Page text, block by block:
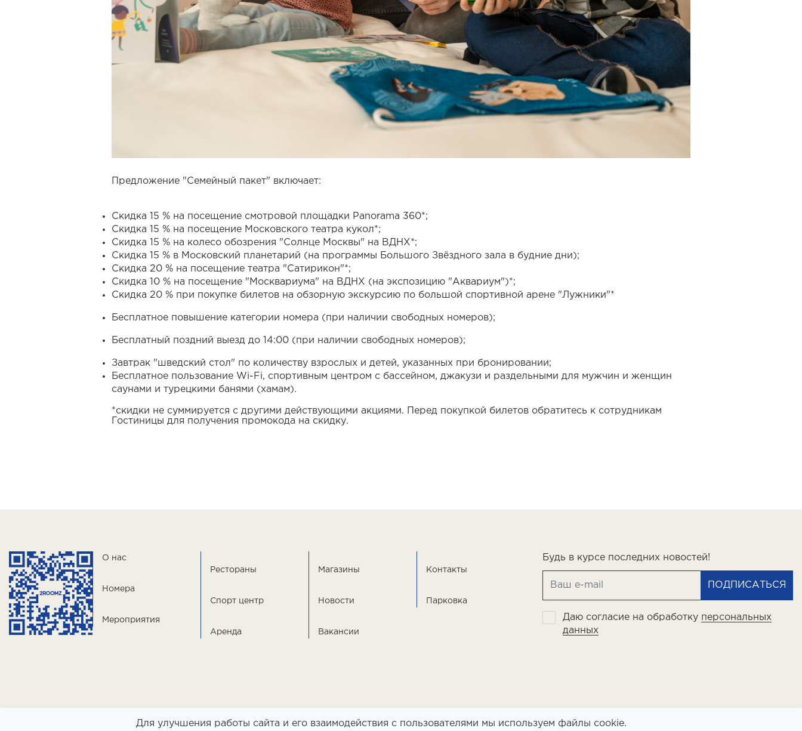
Предложение "Семейный пакет" включает:
Скидка 15 % на посещение смотровой площадки Panorama 360*;
Cкидка 15 % на посещение Московского театра кукол*;
Скидка 15 % на колесо обозрения "Солнце Москвы" на ВДНХ*;
Скидка 15 % в Московский планетарий (на программы Большого Звёздного зала в будние дни);
Скидка 20 % на посещение театра "Сатирикон"*;
Скидка 10 % на посещение "Москвариума" на ВДНХ (на экспозицию "Аквариум")*;
Скидка 20 % при покупке билетов на обзорную экскурсию по большой спортивной арене "Лужники"*
Бесплатное повышение категории номера (при наличии свободных номеров);
Бесплатный поздний выезд до 14:00 (при наличии свободных номеров);
Завтрак "шведский стол" по количеству взрослых и детей, указанных при бронировании;
Бесплатное пользование Wi-Fi, спортивным центром с бассейном, джакузи и раздельными для мужчин и женщин
саунами и турецкими банями (хамам).
*скидки не суммируется с другими действующими акциями. Перед покупкой билетов обратитесь к сотрудникам
Гостиницы для получения промокода на скидку.
О нас
Номера
Мероприятия
Рестораны
Спорт центр
Аренда
Магазины
Новости
Вакансии
Контакты
Парковка
Будь в курсе последних новостей!
ПОДПИСАТЬСЯ
Даю согласие на обработку персональных
данных
ООО «Славянская» ИНН 7730001183, ОГРН 1027739155620Для улучшения работы сайта и его взаимодействия с пользователями мы используем файлы cookie.